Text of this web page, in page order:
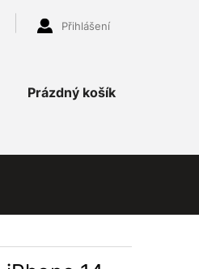
Přihlášení
Nákupní
košík
Prázdný košík